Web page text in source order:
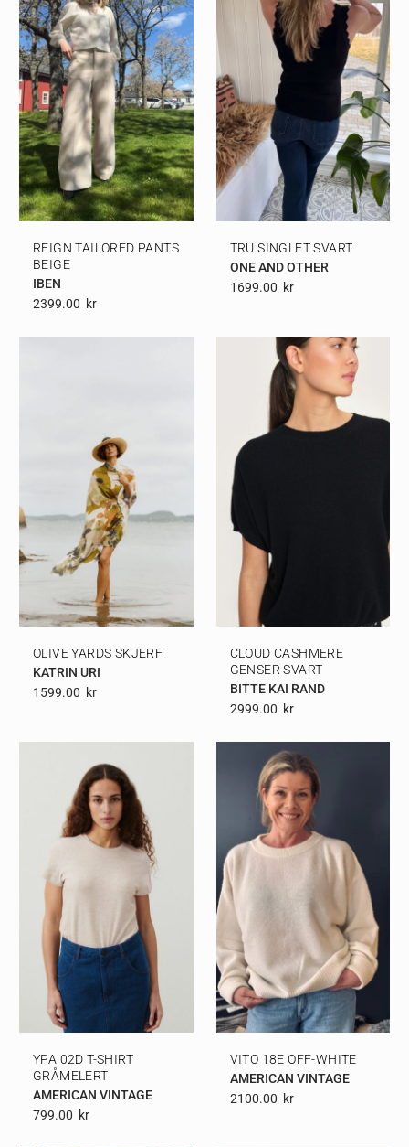
REIGN TAILORED PANTS
BEIGE
IBEN
2399.00 Kr
TRU SINGLET SVART
ONE AND OTHER
1699.00 Kr
OLIVE YARDS SKJERF
KATRIN URI
1599.00 Kr
CLOUD CASHMERE
GENSER SVART
BITTE KAI RAND
2999.00 Kr
YPA 02D T-SHIRT
GRÅMELERT
AMERICAN VINTAGE
799.00 Kr
VITO 18E OFF-WHITE
AMERICAN VINTAGE
2100.00 Kr